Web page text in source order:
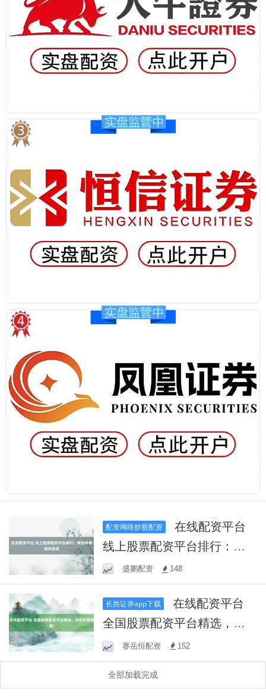
配资网络炒股配资
在线配资平台
线上股票配资平台排行：精
选榜单助你投资
盛鹏配资 148
长胜证券app下载
在线配资平台
全国股票配资平台精选，助
您财富增值！
赛岳恒配资 152
全部加载完成